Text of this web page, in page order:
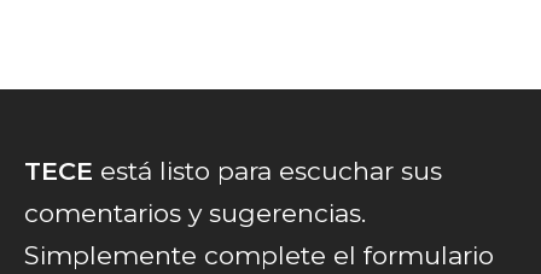
TECE está listo para escuchar sus
comentarios y sugerencias.
Simplemente complete el formulario